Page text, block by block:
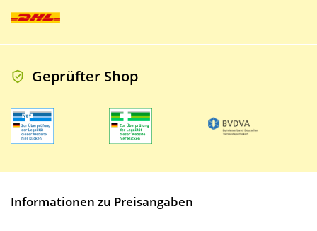
Geprüfter Shop
Informationen zu Preisangaben